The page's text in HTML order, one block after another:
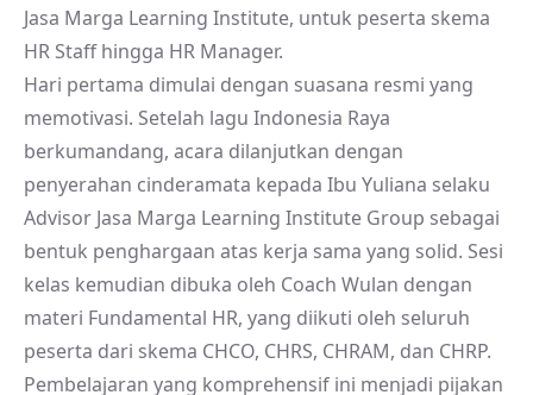
Jasa Marga Learning Institute, untuk peserta skema
HR Staff hingga HR Manager.
Hari pertama dimulai dengan suasana resmi yang
memotivasi. Setelah lagu Indonesia Raya
berkumandang, acara dilanjutkan dengan
penyerahan cinderamata kepada Ibu Yuliana selaku
Advisor Jasa Marga Learning Institute Group sebagai
bentuk penghargaan atas kerja sama yang solid. Sesi
kelas kemudian dibuka oleh Coach Wulan dengan
materi Fundamental HR, yang diikuti oleh seluruh
peserta dari skema CHCO, CHRS, CHRAM, dan CHRP.
Pembelajaran yang komprehensif ini menjadi pijakan